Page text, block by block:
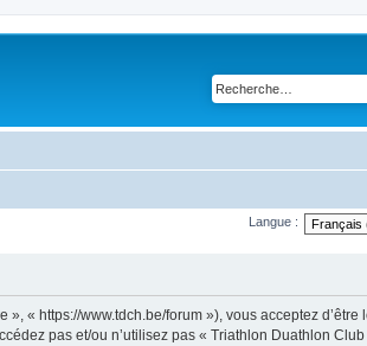
Langue :
« https://www.tdch.be/forum »), vous acceptez d’être
pas et/ou n’utilisez pas « Triathlon Duathlon